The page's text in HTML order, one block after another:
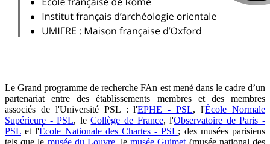
Le Grand programme de recherche FAn est mené dans le cadre d’un
partenariat entre des établissements membres et des membres
associés de l'Université PSL : l'EPHE - PSL, l'École Normale
Supérieure - PSL, leCollège de France, l'Observatoire de Paris -
PSL et l'École Nationale des Chartes - PSL; des musées parisiens
tels que le musée du Louvre, lemusée Guimet (musée national des